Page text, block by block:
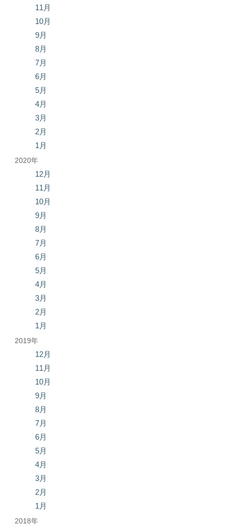
11月
10月
9月
8月
7月
6月
5月
4月
3月
2月
1月
2020年
12月
11月
10月
9月
8月
7月
6月
5月
4月
3月
2月
1月
2019年
12月
11月
10月
9月
8月
7月
6月
5月
4月
3月
2月
1月
2018年